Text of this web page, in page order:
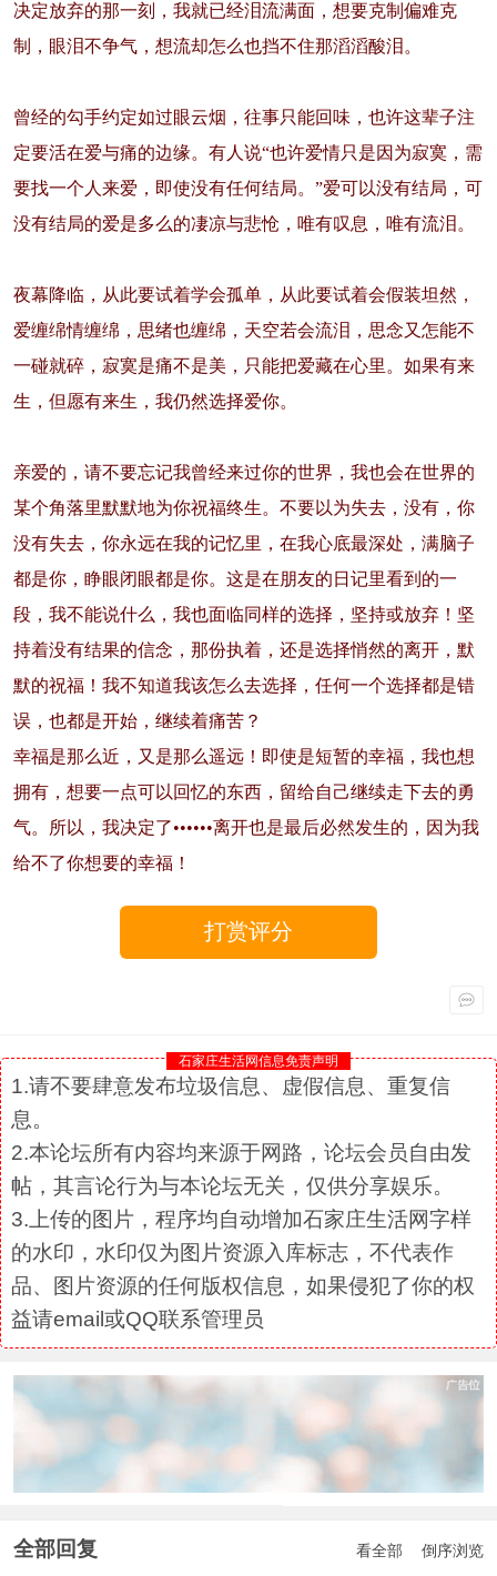
决定放弃的那一刻，我就已经泪流满面，想要克制偏难克
制，眼泪不争气，想流却怎么也挡不住那滔滔酸泪。
曾经的勾手约定如过眼云烟，往事只能回味，也许这辈子注
定要活在爱与痛的边缘。有人说“也许爱情只是因为寂寞，需
要找一个人来爱，即使没有任何结局。”爱可以没有结局，可
没有结局的爱是多么的凄凉与悲怆，唯有叹息，唯有流泪。
夜幕降临，从此要试着学会孤单，从此要试着会假装坦然，
爱缠绵情缠绵，思绪也缠绵，天空若会流泪，思念又怎能不
一碰就碎，寂寞是痛不是美，只能把爱藏在心里。如果有来
生，但愿有来生，我仍然选择爱你。
亲爱的，请不要忘记我曾经来过你的世界，我也会在世界的
某个角落里默默地为你祝福终生。不要以为失去，没有，你
没有失去，你永远在我的记忆里，在我心底最深处，满脑子
都是你，睁眼闭眼都是你。这是在朋友的日记里看到的一
段，我不能说什么，我也面临同样的选择，坚持或放弃！坚
持着没有结果的信念，那份执着，还是选择悄然的离开，默
默的祝福！我不知道我该怎么去选择，任何一个选择都是错
误，也都是开始，继续着痛苦？
幸福是那么近，又是那么遥远！即使是短暂的幸福，我也想
拥有，想要一点可以回忆的东西，留给自己继续走下去的勇
气。所以，我决定了••••••离开也是最后必然发生的，因为我
给不了你想要的幸福！
打赏评分
石家庄生活网信息免责声明
1.请不要肆意发布垃圾信息、虚假信息、重复信
息。
2.本论坛所有内容均来源于网路，论坛会员自由发
帖，其言论行为与本论坛无关，仅供分享娱乐。
3.上传的图片，程序均自动增加石家庄生活网字样
的水印，水印仅为图片资源入库标志，不代表作
品、图片资源的任何版权信息，如果侵犯了你的权
益请email或QQ联系管理员
全部回复 看全部 倒序浏览